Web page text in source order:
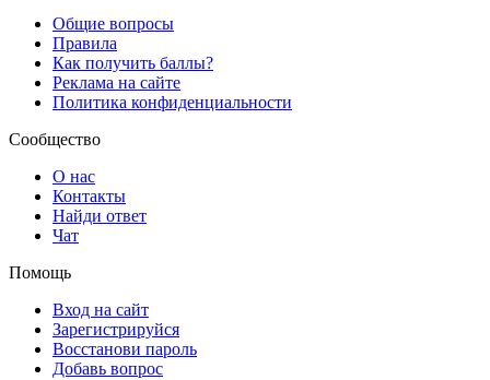
Общие вопросы
Правила
Как получить баллы?
Реклама на сайте
Политика конфиденциальности
Сообщество
О нас
Контакты
Найди ответ
Чат
Помощь
Вход на сайт
Зарегистрируйся
Восстанови пароль
Добавь вопрос